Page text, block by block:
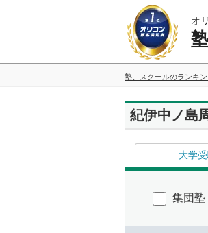
オ
塾、スクールのランキ
紀伊中ノ島
大学
集団塾